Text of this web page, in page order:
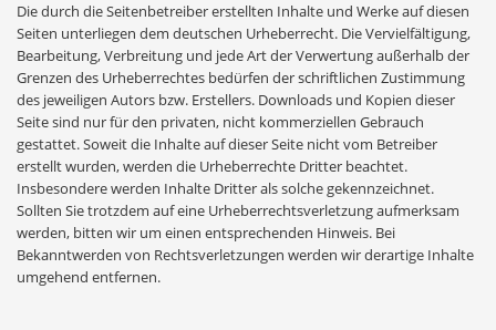
Die durch die Seitenbetreiber erstellten Inhalte und Werke auf diesen
Seiten unterliegen dem deutschen Urheberrecht. Die Vervielfältigung,
Bearbeitung, Verbreitung und jede Art der Verwertung außerhalb der
Grenzen des Urheberrechtes bedürfen der schriftlichen Zustimmung
des jeweiligen Autors bzw. Erstellers. Downloads und Kopien dieser
Seite sind nur für den privaten, nicht kommerziellen Gebrauch
gestattet. Soweit die Inhalte auf dieser Seite nicht vom Betreiber
erstellt wurden, werden die Urheberrechte Dritter beachtet.
Insbesondere werden Inhalte Dritter als solche gekennzeichnet.
Sollten Sie trotzdem auf eine Urheberrechtsverletzung aufmerksam
werden, bitten wir um einen entsprechenden Hinweis. Bei
Bekanntwerden von Rechtsverletzungen werden wir derartige Inhalte
umgehend entfernen.